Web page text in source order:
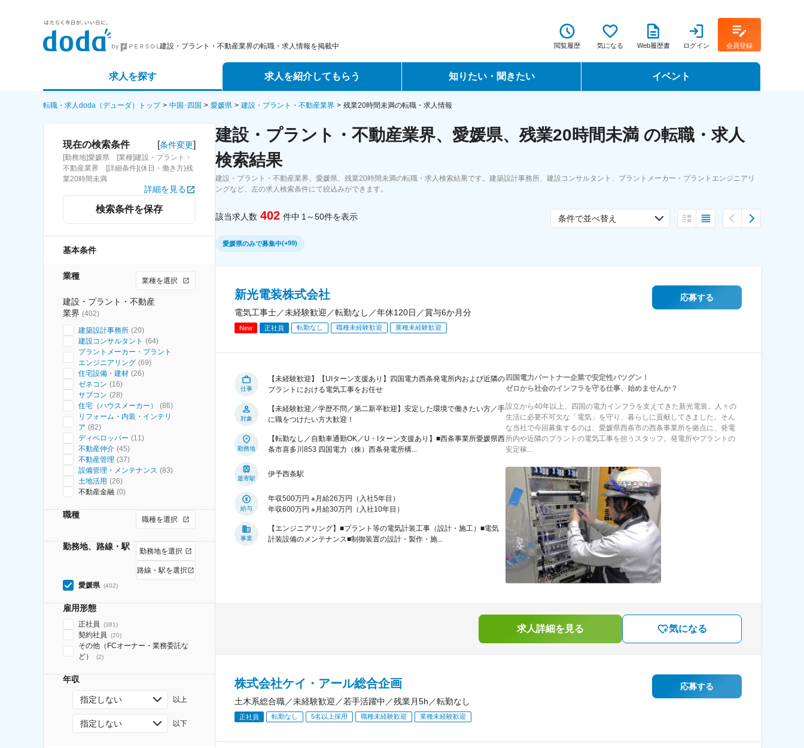
建設・プラント・不動産業界の転職・求人情報を掲載中 閲覧履歴 気になる Web履歴書 ログイン 会員登録
求人を探す
詳細条件から探す
求人特集から探す
求人を紹介してもらう
エージェントサービス
スカウトサービス
パートナーエージェントサービス
知りたい・聞きたい
転職ノウハウ
データで見る転職
イベント
転職フェア
転職・求人doda（デューダ）トップ 中国･四国 愛媛県 建設・プラント・不動産業界 残業20時間未満の転職・求人情報
現在の検索条件 [条件変更]
[勤務地]愛媛県 [業種]建設・プラント・
不動産業界 [詳細条件](休日・働き方)残
業20時間未満
詳細を見る
検索条件を保存
基本条件
業種 業種を選択
建設・プラント・不動産
業界 (402)
建築設計事務所 (20)
建設コンサルタント (64)
プラントメーカー・プラント
エンジニアリング (69)
住宅設備・建材 (26)
ゼネコン (16)
サブコン (28)
住宅（ハウスメーカー）
(86)
リフォーム・内装・インテリ
ア (82)
ディベロッパー (11)
不動産仲介 (45)
不動産管理 (37)
設備管理・メンテナンス (83)
土地活用 (26)
不動産金融 (0)
職種 職種を選択
勤務地、路線・駅 勤務地を選択
路線・駅を選択
愛媛県 (402)
雇用形態
正社員 (381)
契約社員 (20)
その他（FCオーナー・業務委託な
ど）
(2)
年収
指定しない 以上
指定しない 以下
建設・プラント・不動産業界、愛媛県、残業20時間未満 の転職・求人
検索結果
建設・プラント・不動産業界、愛媛県、残業20時間未満の転職・求人検索結果です。建築設計事務所、建設コンサルタント、プラントメーカー・プラントエンジニアリ
ングなど、左の求人検索条件にて絞込みができます。
該当求人数 402 件中 1～50件を表示 条件で並べ替え
愛媛県のみで募集中(+99)
新光電装株式会社
電気工事士／未経験歓迎／転勤なし／年休120日／賞与6か月分
New 正社員 転勤なし 職種未経験歓迎 業種未経験歓迎
応募する
仕事
【未経験歓迎】【UIターン支援あり】四国電力西条発電所内および近隣の
プラントにおける電気工事をお任せ
対象
【未経験歓迎／学歴不問／第二新卒歓迎】安定した環境で働きたい方／手
に職をつけたい方大歓迎！
勤務地
【転勤なし／自動車通勤OK／U・Iターン支援あり】■西条事業所愛媛県西
条市喜多川853 四国電力（株）西条発電所構...
最寄駅
伊予西条駅
給与
年収500万円 ※月給26万円（入社5年目）
年収600万円 ※月給30万円（入社10年目）
事業
【エンジニアリング】■プラント等の電気計装工事（設計・施工）■電気
計装設備のメンテナンス■制御装置の設計・製作・施...
四国電力パートナー企業で安定性バツグン！
ゼロから社会のインフラを守る仕事、始めませんか？
設立から40年以上、四国の電力インフラを支えてきた新光電装。人々の
生活に必要不可欠な「電気」を守り、暮らしに貢献してきました。そん
な当社で今回募集するのは、愛媛県西条市の西条事業所を拠点に、発電
所内や近隣のプラントの電気工事を担うスタッフ。発電所やプラントの
安定稼...
求人詳細を見る 気になる
株式会社ケイ・アール総合企画
土木系総合職／未経験歓迎／若手活躍中／残業月5h／転勤なし
正社員 転勤なし 5名以上採用 職種未経験歓迎 業種未経験歓迎
応募する